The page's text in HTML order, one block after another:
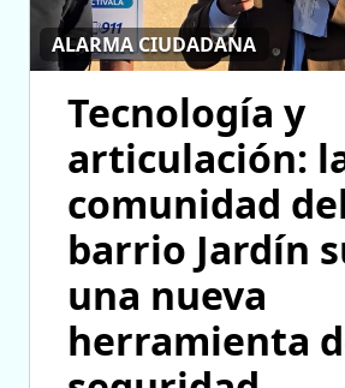
ALARMA CIUDADANA
Tecnología y
articulación:
comunidad
barrio Jardín
una nueva
herramienta